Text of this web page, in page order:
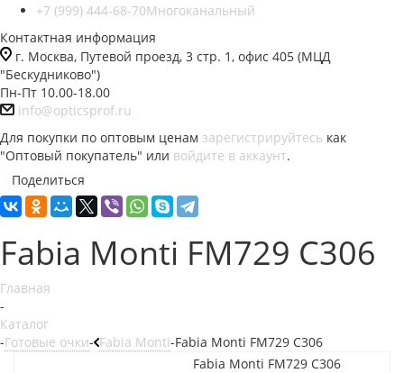
+7 (999) 444-68-70Многоканальный
Контактная информация
г. Москва, Путевой проезд, 3 стр. 1, офис 405 (МЦД
"Бескудниково")
Пн-Пт 10.00-18.00
info@opticsprof.ru
Для покупки по оптовым ценам зарегистрируйтесь как
"Оптовый покупатель" или войдите в аккаунт.
Поделиться
Fabia Monti FM729 C306
Главная
-
Каталог
-Готовые очки- Fabia Monti-Fabia Monti FM729 C306
Fabia Monti FM729 C306